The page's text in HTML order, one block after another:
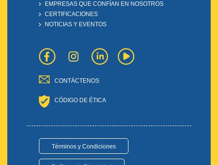
EMPRESAS QUE CONFÍAN EN NOSOTROS
CERTIFICACIONES
NOTICIAS Y EVENTOS
CONTÁCTENOS
CÓDIGO DE ÉTICA
Términos y Condiciones